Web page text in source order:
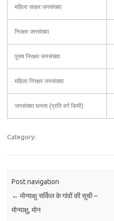
महिला साक्षर जनसंख्या
निरक्षर जनसंख्या
पुरुष निरक्षर जनसंख्या
महिला निरक्षर जनसंख्या
जनसंख्या घनत्व (प्रति वर्ग किमी)
Category:
Post navigation
← मोन्याक्षु सर्किल के गांवों की सूची –
मोन्याक्षु, मोन